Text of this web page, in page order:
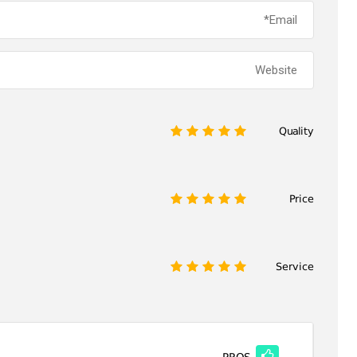
Quality
5
4
3
2
Price
5
4
3
2
Service
5
4
3
2